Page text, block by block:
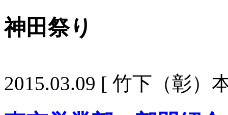
神田祭り
2015.03.09 [ 竹下（彰）